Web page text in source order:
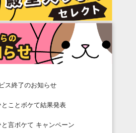
ス終了のお知らせ
ことボケて結果発表
言ボケて キャンペーン